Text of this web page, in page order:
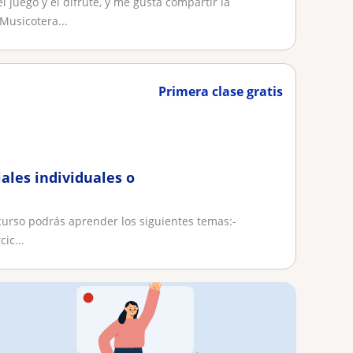
Primera clase gratis
individuales o
podrás aprender los siguientes temas:-